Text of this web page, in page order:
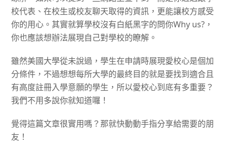
校代表、在校生或校友聊天取得的資訊，更能讓校方感受
你的用心。其實就算學校沒有白紙黑字的問你Why us? ，
你也應該想辦法展現自己對學校的瞭解。
雖然美國大學從未說過，學生在申請時展現愛校心是個加
分條件，不過想想每所大學的最終目的就是要找到適合且
有高度註冊入學意願的學生，所以愛校心到底有多重要？
我們不用多說你就知道囉！
覺得這篇文章很實用嗎？那就快動動手指分享給需要的朋
友！